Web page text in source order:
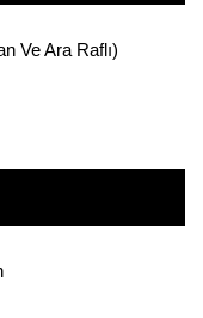
Ve Ara Raflı)